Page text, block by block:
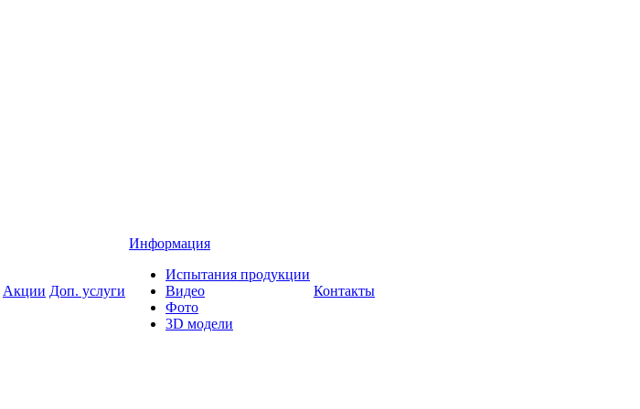
Акции Доп. услуги
Информация
Испытания продукции
Видео
Фото
3D модели
Контакты